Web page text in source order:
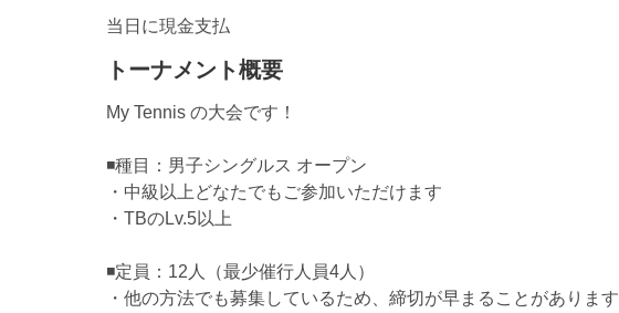
当日に現金支払
トーナメント概要
My Tennis の大会です！
◾️種目：男子シングルス オープン
・中級以上どなたでもご参加いただけます
・TBのLv.5以上
◾️定員：12人（最少催行人員4人）
・他の方法でも募集しているため、締切が早まることがあります